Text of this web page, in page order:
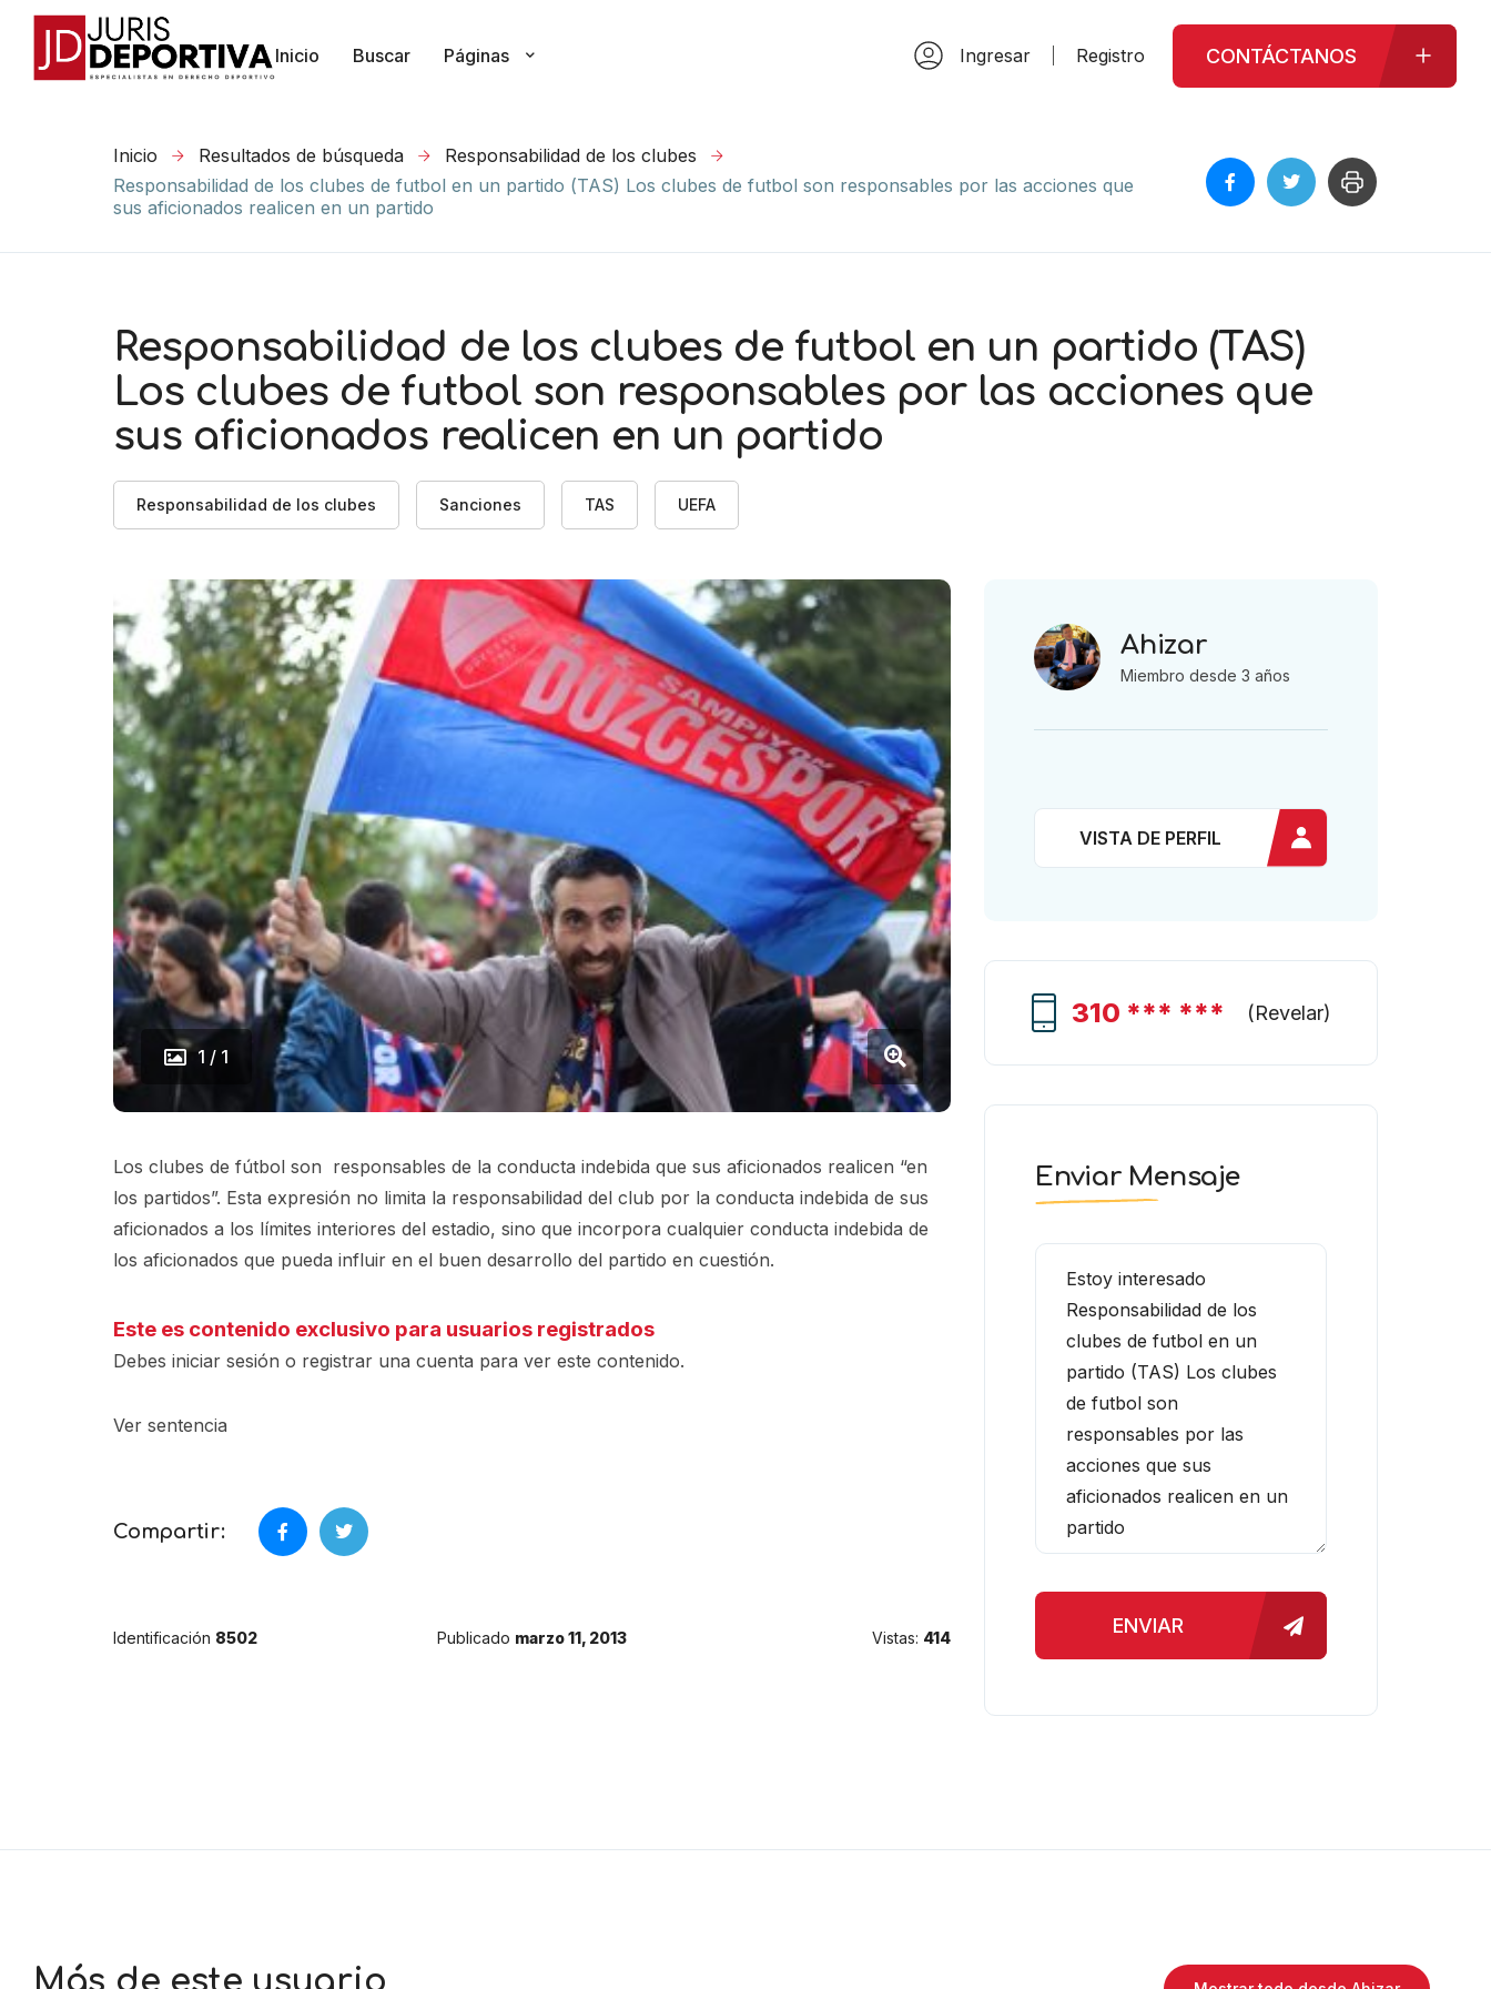
Inicio Buscar Páginas Ingresar Registro CONTÁCTANOS
Inicio Resultados de búsqueda
Responsabilidad de los clubes
Responsabilidad de los clubes de futbol en un partido (TAS) Los clubes de futbol son responsables por las acciones que
sus aficionados realicen en un partido
Responsabilidad de los clubes de futbol en un partido (TAS)
Los clubes de futbol son responsables por las acciones que
sus aficionados realicen en un partido
Responsabilidad de los clubes Sanciones TAS UEFA
1 / 1
Los clubes de fútbol son responsables de la conducta indebida que sus aficionados realicen “en
los partidos”. Esta expresión no limita la responsabilidad del club por la conducta indebida de sus
aficionados a los límites interiores del estadio, sino que incorpora cualquier conducta indebida de
los aficionados que pueda influir en el buen desarrollo del partido en cuestión.
Este es contenido exclusivo para usuarios registrados
Debes iniciar sesión o registrar una cuenta para ver este contenido.
Ver sentencia
Compartir:
Identificación 8502 Publicado marzo 11, 2013 Vistas: 414
Ahizar
Miembro desde 3 años
VISTA DE PERFIL
310 *** *** (Revelar)
Enviar Mensaje
ENVIAR